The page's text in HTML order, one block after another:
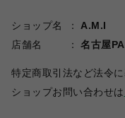
ショップ名
A.M.I
店舗名
名古屋
特定商取引法など法令
ショップお問い合わせは